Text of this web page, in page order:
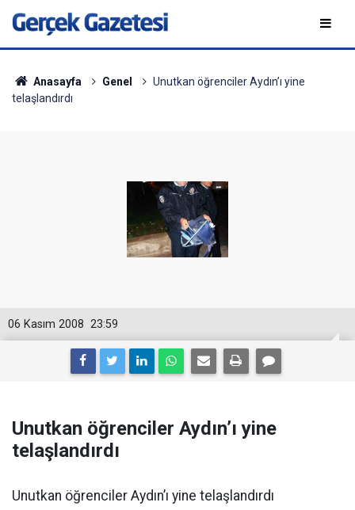
Anasayfa Genel
Unutkan öğrenciler Aydın’ı yine
telaşlandırdı
23:59
06 Kasım 2008
Unutkan öğrenciler Aydın’ı yine
telaşlandırdı
Unutkan öğrenciler Aydın’ı yine telaşlandırdı